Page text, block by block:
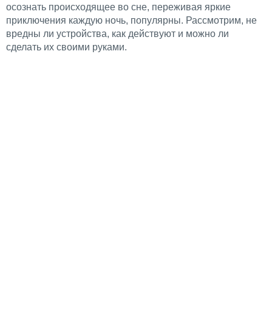
осознать происходящее во сне, переживая яркие
приключения каждую ночь, популярны. Рассмотрим, не
вредны ли устройства, как действуют и можно ли
сделать их своими руками.